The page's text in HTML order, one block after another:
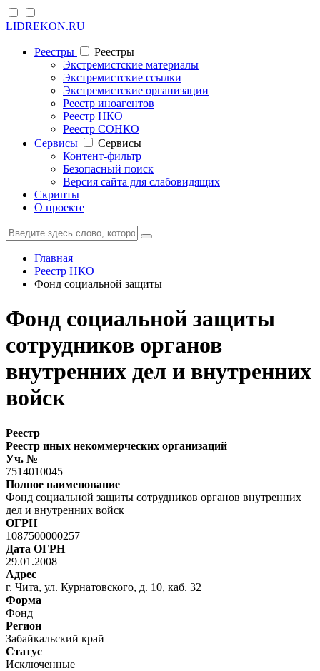
LIDREKON.RU
Реестры
Реестры
Экстремистские материалы
Экстремистские ссылки
Экстремистские организации
Реестр иноагентов
Реестр НКО
Реестр СОНКО
Cервисы
Cервисы
Контент-фильтр
Безопасный поиск
Версия сайта для слабовидящих
Скрипты
О проекте
Главная
Реестр НКО
Фонд социальной защиты
Фонд социальной защиты
сотрудников органов
внутренних дел и внутренних
войск
Реестр
Реестр иных некоммерческих организаций
Уч. №
7514010045
Полное наименование
Фонд социальной защиты сотрудников органов внутренних
дел и внутренних войск
ОГРН
1087500000257
Дата ОГРН
29.01.2008
Адрес
г. Чита, ул. Курнатовского, д. 10, каб. 32
Форма
Фонд
Регион
Забайкальский край
Статус
Исключенные